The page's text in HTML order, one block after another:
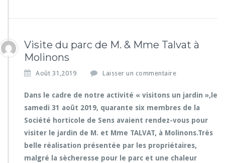
Visite du parc de M. & Mme Talvat à
Molinons
Août 31,2019 Laisser un commentaire
Dans le cadre de notre activité « visitons un jardin »,le
samedi 31 août 2019, quarante six membres de la
Société horticole de Sens avaient rendez-vous pour
visiter le jardin de M. et Mme TALVAT, à Molinons.Très
belle réalisation présentée par les propriétaires,
malgré la sècheresse pour le parc et une chaleur